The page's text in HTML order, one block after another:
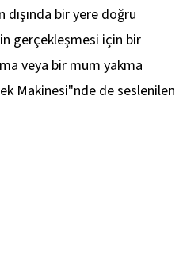
dışında bir yere doğru
gerçekleşmesi için bir
veya bir mum yakma
Makinesi"nde de seslenilen